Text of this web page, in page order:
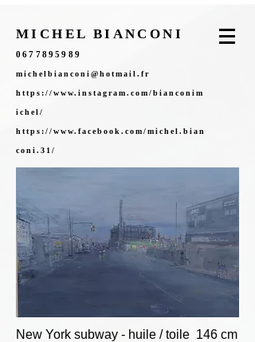
MICHEL BIANCONI
0677895989
michelbianconi@hotmail.fr
https://www.instagram.com/bianconim
ichel/
https://www.facebook.com/michel.bian
coni.31/
New York subway - huile / toile 146 cm